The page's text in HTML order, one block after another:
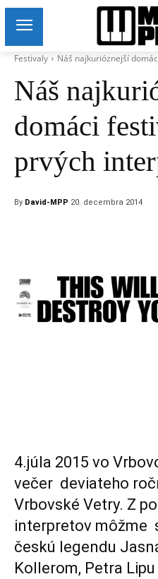
Festivaly Náš najkurióznejší
Náš
domáci
prvých
By David-MPP 20. decembra 2014
4.júla 2015 vo
večer deviateho
Vrbovské Vetry. Z
interpretov môžme
českú legendu
Kollerom, Petra